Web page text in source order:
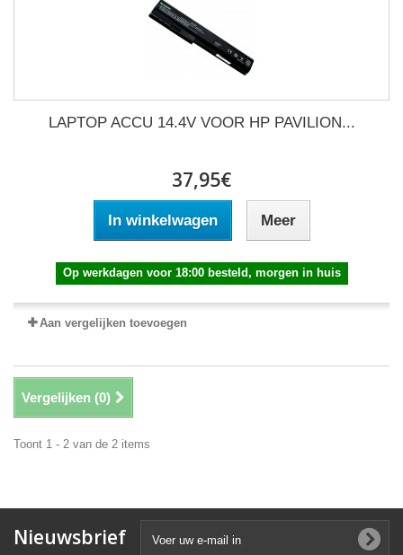
LAPTOP ACCU 14.4V VOOR HP PAVILION...
37,95€
In winkelwagen Meer
Op werkdagen voor 18:00 besteld, morgen in huis
Aan vergelijken toevoegen
Vergelijken (0)
Toont 1 - 2 van de 2 items
Nieuwsbrief